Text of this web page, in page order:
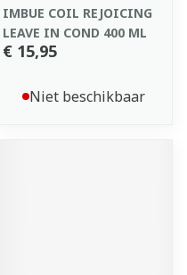
IMBUE COIL REJOICING
LEAVE IN COND 400 ML
€ 15,95
Niet beschikbaar